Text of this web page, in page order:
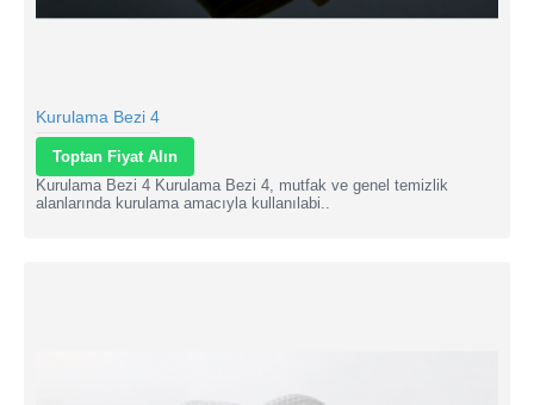
Kurulama Bezi 4
Toptan Fiyat Alın
Kurulama Bezi 4 Kurulama Bezi 4, mutfak ve genel temizlik
alanlarında kurulama amacıyla kullanılabi..